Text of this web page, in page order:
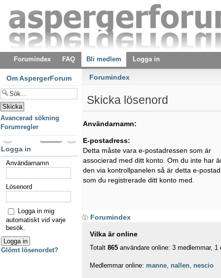
Forumindex FAQ Bli medlem Logga in
Forumindex
Skicka lösenord
Användarnamn:
E-postadress:
Detta måste vara e-postadressen som är
associerad med ditt konto. Om du inte har
den via kontrollpanelen så är detta e-
som du registrerade ditt konto med.
Forumindex
Vilka är online
Totalt 865 användare online: 3 medlemmar,
Medlemmar online: manne, nallen, nescio
Om AspergerForum
Avancerad sökning
Forumregler
Logga in
Användarnamn
Lösenord
Logga in mig
automatiskt vid varje
besök.
Glömt lösenordet?